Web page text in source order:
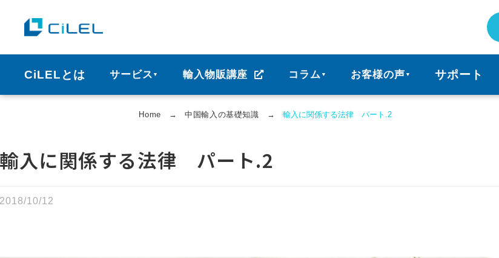
CiLELとは サービス ▼ 輸入物販講座 コラム ▼ お客様の声 ▼ サポート
Home → 中国輸⼊の基礎知識 → 輸入に関係する法律 パート.2
輸入に関係する法律 パート.2
2018/10/12